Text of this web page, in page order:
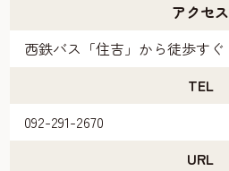
アクセス
西鉄バス「住吉」から徒歩すぐ
TEL
092-291-2670
URL